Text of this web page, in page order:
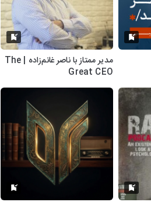
مدیر ممتاز با ناصر غانم‌زاده | The
Great CEO